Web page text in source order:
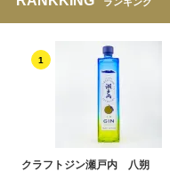
1
クラフトジン瀬戸内 八朔